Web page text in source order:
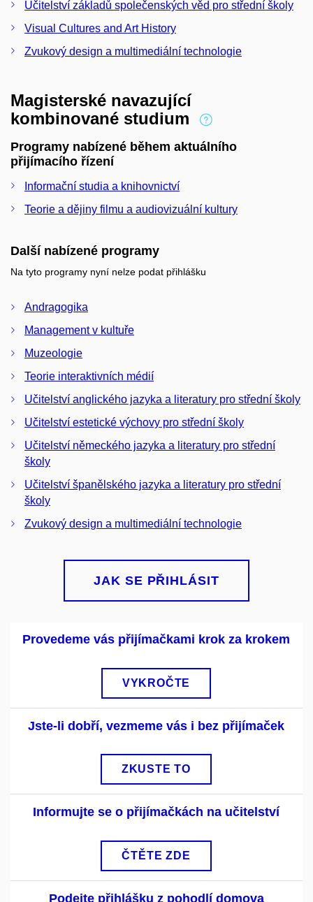
Učitelství základů společenských věd pro střední školy
Visual Cultures and Art History
Zvukový design a multimediální technologie
Magisterské navazující
kombinované studium
Programy nabízené během aktuálního
přijímacího řízení
Informační studia a knihovnictví
Teorie a dějiny filmu a audiovizuální kultury
Další nabízené programy
Na tyto programy nyní nelze podat přihlášku
Andragogika
Management v kultuře
Muzeologie
Teorie interaktivních médií
Učitelství anglického jazyka a literatury pro střední školy
Učitelství estetické výchovy pro střední školy
Učitelství německého jazyka a literatury pro střední
školy
Učitelství španělského jazyka a literatury pro střední
školy
Zvukový design a multimediální technologie
JAK SE PŘIHLÁSIT
Provedeme vás přijímačkami krok za krokem
VYKROČTE
Jste-li dobří, vezmeme vás i bez přijímaček
ZKUSTE TO
Informujte se o přijímačkách na učitelství
ČTĚTE ZDE
Podejte přihlášku z pohodlí domova